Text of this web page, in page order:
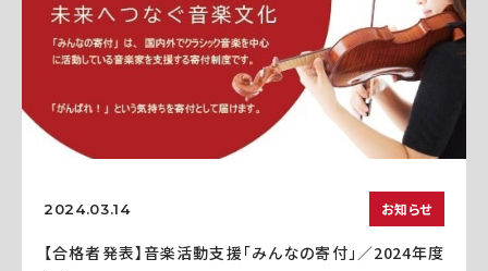
2024.03.14 お知らせ
【合格者発表】音楽活動支援「みんなの寄付」／2024年度